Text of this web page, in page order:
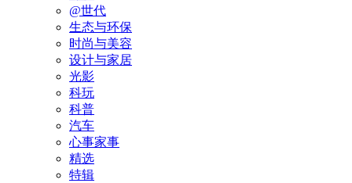
@世代
生态与环保
时尚与美容
设计与家居
光影
科玩
科普
汽车
心事家事
精选
特辑